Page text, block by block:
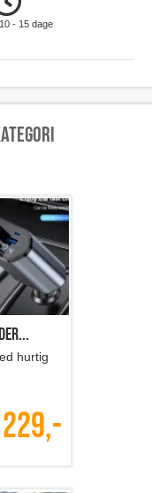
- 15 dage
hurtig
229,-